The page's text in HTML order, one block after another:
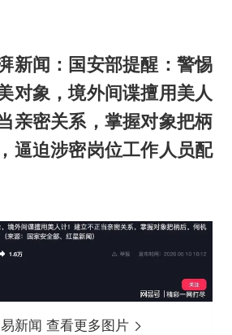
新闻：国安部提醒：警惕
对象，境外间谍擅用美人
亲密关系，掌握对象把柄
逼迫涉密岗位工作人员配
新闻 查看更多图片